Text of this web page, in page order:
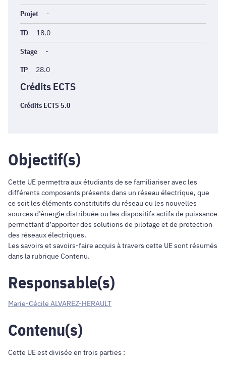
Projet -
TD 18.0
Stage -
TP 28.0
Crédits ECTS
Crédits ECTS 5.0
Objectif(s)
Cette UE permettra aux étudiants de se familiariser avec les
différents composants présents dans un réseau électrique, que
ce soit les éléments constitutifs du réseau ou les nouvelles
sources d’énergie distribuée ou les dispositifs actifs de puissance
permettant d’apporter des solutions de pilotage et de protection
des réseaux électriques.
Les savoirs et savoirs-faire acquis à travers cette UE sont résumés
dans la rubrique Contenu.
Responsable(s)
Marie-Cécile ALVAREZ-HERAULT
Contenu(s)
Cette UE est divisée en trois parties :